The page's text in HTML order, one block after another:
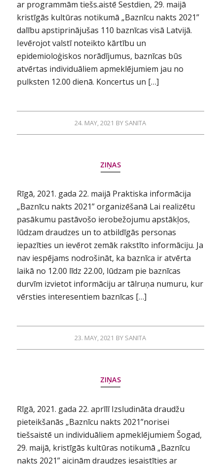
ar programmām tiešs.aistē Sestdien, 29. maijā
kristīgās kultūras notikumā „Baznīcu nakts 2021”
dalību apstiprinājušas 110 baznīcas visā Latvijā.
Ievērojot valstī noteikto kārtību un
epidemioloģiskos norādījumus, baznīcas būs
atvērtas individuāliem apmeklējumiem jau no
pulksten 12.00 dienā. Koncertus un […]
24. MAY, 2021 BY SANITA
ZIŅAS
Rīgā, 2021. gada 22. maijā Praktiska informācija
„Baznīcu nakts 2021” organizēšanā Lai realizētu
pasākumu pastāvošo ierobežojumu apstākļos,
lūdzam draudzes un to atbildīgās personas
iepazīties un ievērot zemāk rakstīto informāciju. Ja
nav iespējams nodrošināt, ka baznīca ir atvērta
laikā no 12.00 līdz 22.00, lūdzam pie baznīcas
durvīm izvietot informāciju ar tālruņa numuru, kur
vērsties interesentiem baznīcas […]
23. MAY, 2021 BY SANITA
ZIŅAS
Rīgā, 2021. gada 22. aprīlī Izsludināta draudžu
pieteikšanās „Baznīcu nakts 2021”norisei
tiešsaistē un individuāliem apmeklējumiem Šogad,
29. maijā, kristīgās kultūras notikumā „Baznīcu
nakts 2021” aicinām draudzes iesaistīties ar